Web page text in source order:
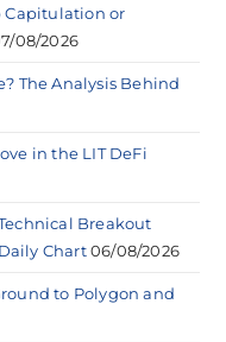
Capitulation or
08/2026
The Analysis Behind
in the LIT DeFi
Breakout
Chart 06/08/2026
to Polygon and